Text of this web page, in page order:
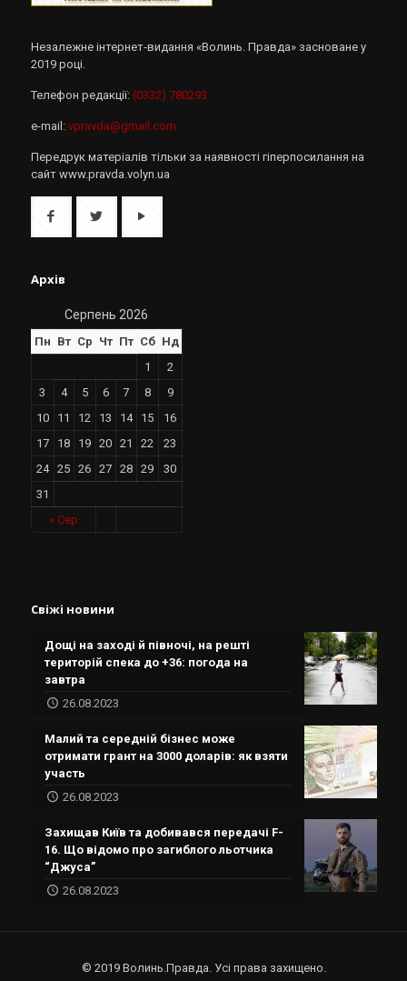
Незалежне інтернет-видання «Волинь. Правда» засноване у
2019 році.
Телефон редакції: (0332) 780293
e-mail: vpravda@gmail.com
Передрук матеріалів тільки за наявності гіперпосилання на
сайт www.pravda.volyn.ua
Архів
Серпень 2026
Пн Вт Ср Чт Пт Сб Нд
« Сер
1
2
3
4 5 6 7 8
9
10
11 12 13 14 15
16
17
18 19 20 21 22
23
24
25 26 27 28 29
30
31
Свіжі новини
Дощі на заході й півночі, на решті
територій спека до +36: погода на
завтра
26.08.2023
Малий та середній бізнес може
отримати грант на 3000 доларів: як взяти
участь
26.08.2023
Захищав Київ та добивався передачі F-
16. Що відомо про загиблого льотчика
“Джуса”
26.08.2023
© 2019 Волинь.Правда. Усі права захищено.